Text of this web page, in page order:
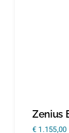
Zenius
€ 1.155,00